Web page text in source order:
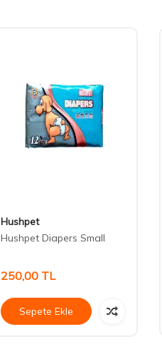
Hushpet
Hushpet Diapers Small
250,00 TL
Sepete Ekle